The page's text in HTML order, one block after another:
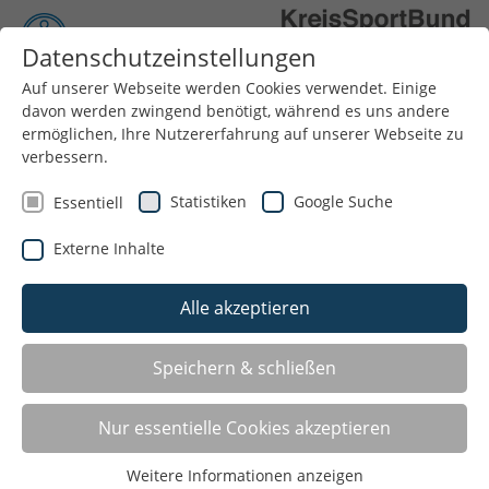
Menü
Infobrief Juni 2026
Datenschutzeinstellungen
Auf unserer Webseite werden Cookies verwendet. Einige
davon werden zwingend benötigt, während es uns andere
ermöglichen, Ihre Nutzererfahrung auf unserer Webseite zu
verbessern.
Essentiell Statistiken Google Suche
Externe Inhalte
Alle akzeptieren
Speichern & schließen
Nur essentielle Cookies akzeptieren
Weitere Informationen anzeigen